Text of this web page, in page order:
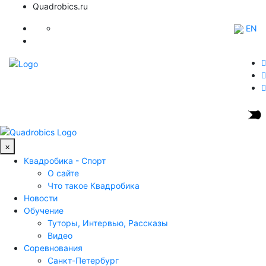
Quadrobics.ru
EN
×
Квадробика - Спорт
О сайте
Что такое Квадробика
Новости
Обучение
Туторы, Интервью, Рассказы
Видео
Соревнования
Санкт-Петербург